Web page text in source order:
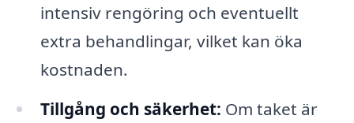
intensiv rengöring och eventuellt
extra behandlingar, vilket kan öka
kostnaden.
Tillgång och säkerhet: Om taket är